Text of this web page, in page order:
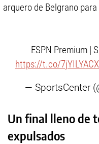
arquero de Belgrano
ESPN Premium |
https://t.co/
— SportsCenter
Un final lleno de
expulsados